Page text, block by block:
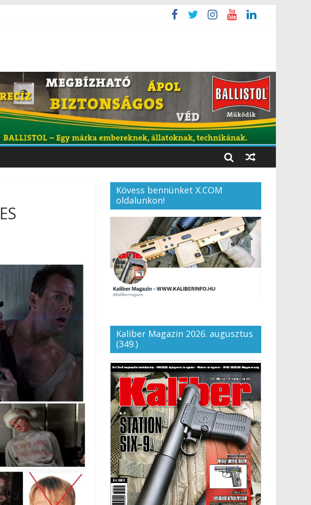
Kövess bennünket X.COM
oldalunkon!
Kaliber Magazin 2026. augusztus
(349.)